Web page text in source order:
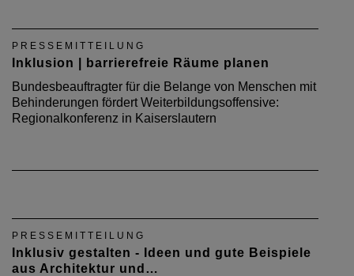
PRESSEMITTEILUNG
Inklusion | barrierefreie Räume planen
Bundesbeauftragter für die Belange von Menschen mit
Behinderungen fördert Weiterbildungsoffensive:
Regionalkonferenz in Kaiserslautern
PRESSEMITTEILUNG
Inklusiv gestalten - Ideen und gute Beispiele
aus Architektur und…